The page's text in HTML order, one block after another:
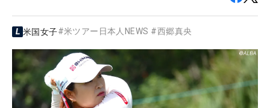
米国女子#米ツアー日本人NEWS #西郷真央